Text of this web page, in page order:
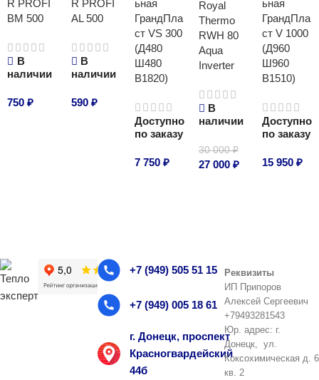
R PROFI
BM 500
В
наличии
750 ₽
R PROFI
AL 500
В
наличии
590 ₽
ьная
ГрандПла
ст VS 300
(Д480
Ш480
В1820)
Доступно
по заказу
7 750₽
Royal
Thermo
RWH 80
Aqua
Inverter
В
наличии
30 000₽
27 000 ₽
ьная
ГрандПла
ст V 1000
(Д960
Ш960
В1510)
Доступно
по заказу
15 950₽
+7 (949) 505 51 15
+7 (949) 005 18 61
г. Донецк, проспект
Красногвардейский
44б
Реквизиты
ИП Припоров
Алексей Сергеевич
+79493281543
Юр. адрес: г.
Донецк, ул.
Коксохимическая д. 6
кв. 2